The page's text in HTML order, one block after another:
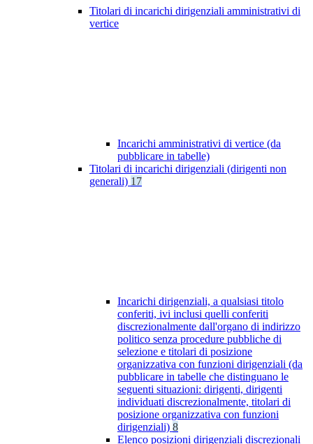
Titolari di incarichi dirigenziali amministrativi di
vertice
Incarichi amministrativi di vertice (da
pubblicare in tabelle)
Titolari di incarichi dirigenziali (dirigenti non
generali) 17
Incarichi dirigenziali, a qualsiasi titolo
conferiti, ivi inclusi quelli conferiti
discrezionalmente dall'organo di indirizzo
politico senza procedure pubbliche di
selezione e titolari di posizione
organizzativa con funzioni dirigenziali (da
pubblicare in tabelle che distinguano le
seguenti situazioni: dirigenti, dirigenti
individuati discrezionalmente, titolari di
posizione organizzativa con funzioni
dirigenziali) 8
Elenco posizioni dirigenziali discrezionali